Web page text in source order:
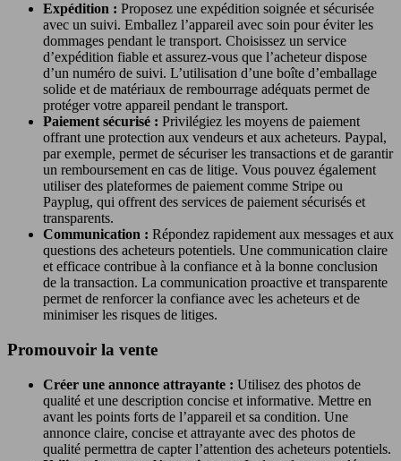
Expédition : Proposez une expédition soignée et sécurisée
avec un suivi. Emballez l’appareil avec soin pour éviter les
dommages pendant le transport. Choisissez un service
d’expédition fiable et assurez-vous que l’acheteur dispose
d’un numéro de suivi. L’utilisation d’une boîte d’emballage
solide et de matériaux de rembourrage adéquats permet de
protéger votre appareil pendant le transport.
Paiement sécurisé : Privilégiez les moyens de paiement
offrant une protection aux vendeurs et aux acheteurs. Paypal,
par exemple, permet de sécuriser les transactions et de garantir
un remboursement en cas de litige. Vous pouvez également
utiliser des plateformes de paiement comme Stripe ou
Payplug, qui offrent des services de paiement sécurisés et
transparents.
Communication : Répondez rapidement aux messages et aux
questions des acheteurs potentiels. Une communication claire
et efficace contribue à la confiance et à la bonne conclusion
de la transaction. La communication proactive et transparente
permet de renforcer la confiance avec les acheteurs et de
minimiser les risques de litiges.
Promouvoir la vente
Créer une annonce attrayante : Utilisez des photos de
qualité et une description concise et informative. Mettre en
avant les points forts de l’appareil et sa condition. Une
annonce claire, concise et attrayante avec des photos de
qualité permettra de capter l’attention des acheteurs potentiels.